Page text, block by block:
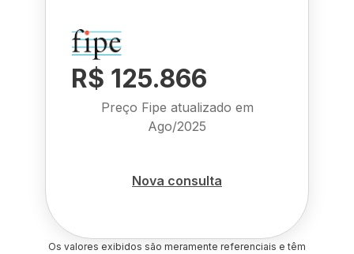
R$ 125.866
Preço Fipe atualizado em
Ago/2025
Nova consulta
Os valores exibidos são meramente referenciais e têm